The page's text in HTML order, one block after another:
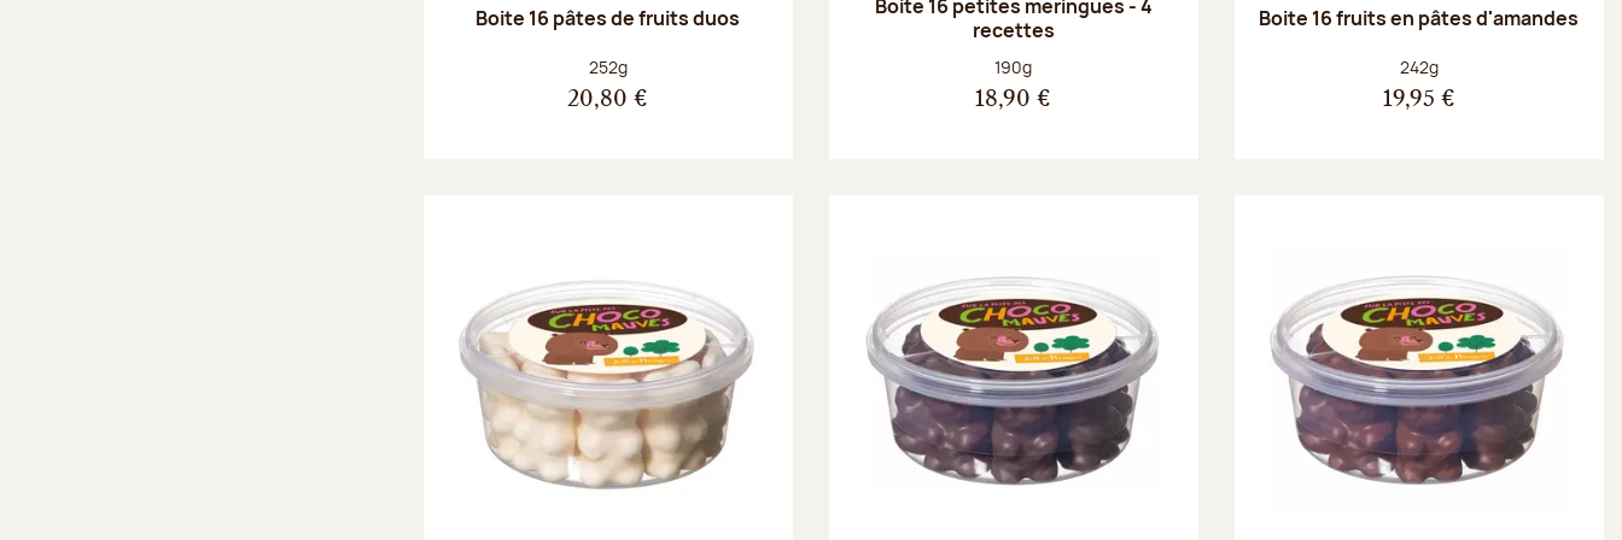
Boite 16 pâtes de fruits duos
Poids net :
252g
20,80 €
Boite 16 petites meringues - 4
recettes
Poids net :
190g
18,90 €
Boite 16 fruits en pâtes d'amandes
Poids net :
242g
19,95 €